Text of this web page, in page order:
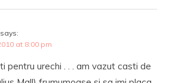
says:
at 8:00 pm
pentru urechi . . . am vazut casti de